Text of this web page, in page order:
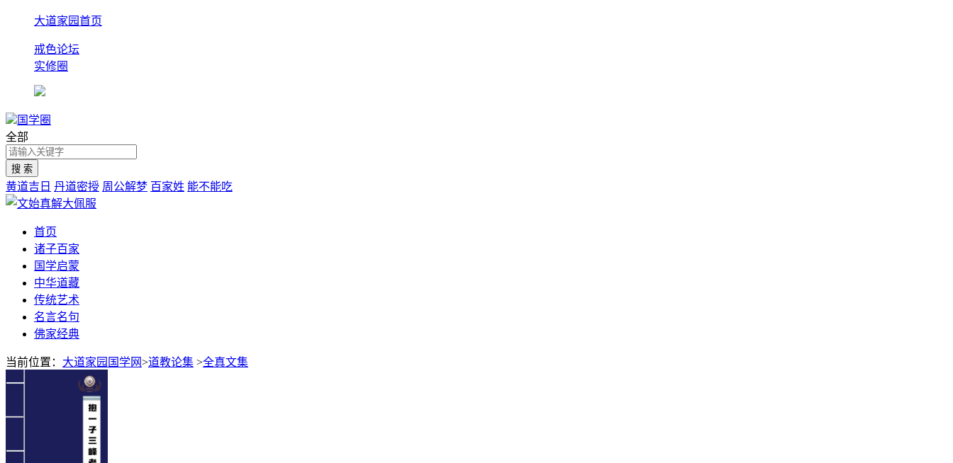
大道家园首页
戒色论坛
实修圈
国学圈
全部
黄道吉日 丹道密授 周公解梦 百家姓 能不能吃
首页
诸子百家
国学启蒙
中华道藏
传统艺术
名言名句
佛家经典
当前位置： 大道家园国学网>道教论集 >全真文集